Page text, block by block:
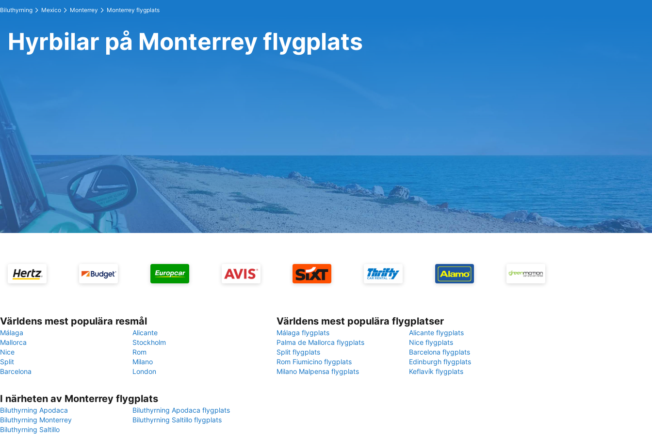
Biluthyrning Mexico Monterrey Monterrey flygplats
Hyrbilar på Monterrey flygplats
Världens mest populära resmål
Málaga
Alicante
Mallorca
Stockholm
Nice
Rom
Split
Milano
Barcelona
London
Världens mest populära flygplatser
Málaga flygplats
Alicante flygplats
Palma de Mallorca flygplats
Nice flygplats
Split flygplats
Barcelona flygplats
Rom Fiumicino flygplats
Edinburgh flygplats
Milano Malpensa flygplats
Keflavík flygplats
I närheten av Monterrey flygplats
Biluthyrning Apodaca
Biluthyrning Apodaca flygplats
Biluthyrning Monterrey
Biluthyrning Saltillo flygplats
Biluthyrning Saltillo